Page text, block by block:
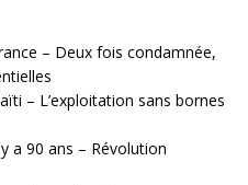
– Deux fois condamnée,
– L’exploitation sans bornes
a 90 ans – Révolution